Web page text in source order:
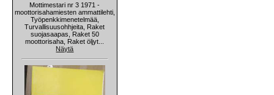
Mottimestari nr 3 1971 -
moottorisahamiesten ammattilehti,
Työpenkkimenetelmää,
Turvallisuusohhjeita, Raket
suojasaapas, Raket 50
moottorisaha, Raket öljyt...
Näytä